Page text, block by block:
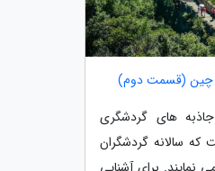
چین (قسمت دوم)
های گردشگری
سالانه گردشگران